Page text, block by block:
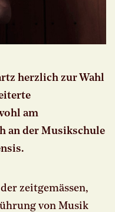
herzlich zur Wahl
am
an der Musikschule
zeitgemässen,
von Musik